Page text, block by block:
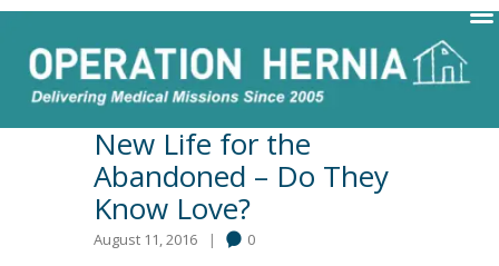
New Life for the
Abandoned – Do They
Know Love?
August 11, 2016 0